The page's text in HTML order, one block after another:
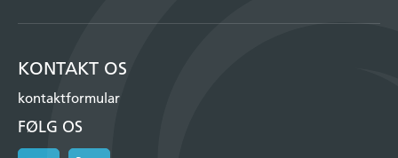
KONTAKT OS
kontaktformular
FØLG OS